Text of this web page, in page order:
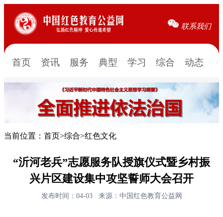
联系我们
首页 资讯 服务 典型 学习 综合 动态
当前位置： 首页>综合>红色文化
“沂河老兵”志愿服务队授旗仪式暨乡村振
兴片区建设集中攻坚誓师大会召开
发布时间：04-03 来源：中国红色教育公益网